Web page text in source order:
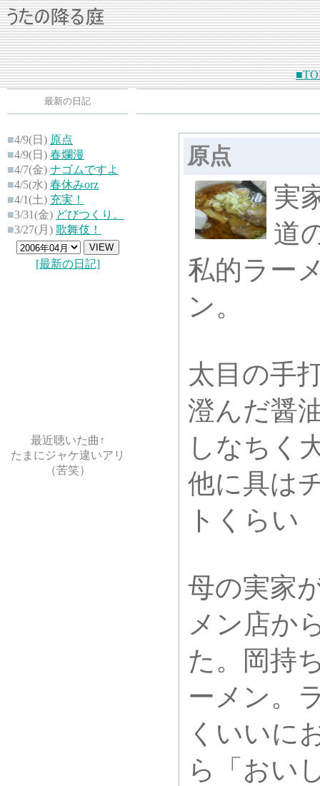
最新の日記
■4/9(日) 原点
■4/9(日) 春爛漫
■4/7(金) ナゴムですよ
■4/5(水) 春休みorz
■4/1(土) 充実！
■3/31(金) どびつくり。
■3/27(月) 歌舞伎！
[最新の日記]
最近聴いた曲↑
たまにジャケ違いアリ
（苦笑）
原点
実
道
私的ラー
ン。
太目の手
澄んだ醤
しなちく
他に具は
トくらい
母の実家
メン店か
た。岡持
ーメン。
くいいに
ら「おい